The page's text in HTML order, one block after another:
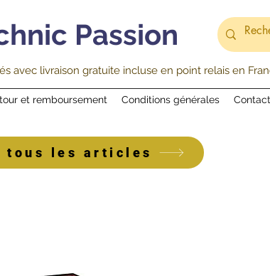
Passion
avec livraison gratuite incluse en point relais en
et remboursement Conditions générales Contact
tous les articles